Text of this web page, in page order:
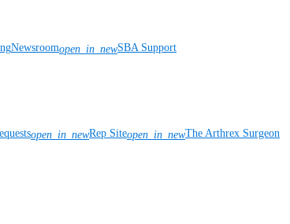
Newsroomopen_in_newSBA Support
open_in_newRep Siteopen_in_newThe Arthrex Surgeon